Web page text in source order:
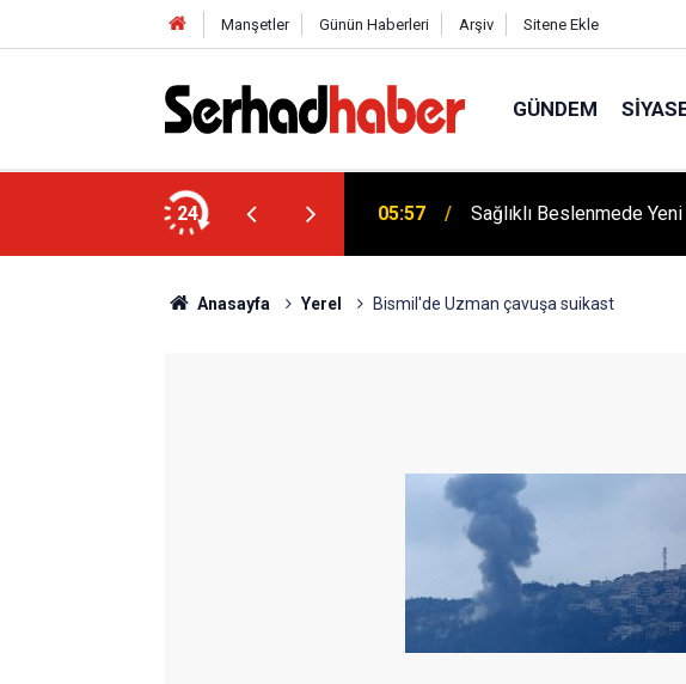
Manşetler Günün Haberleri Arşiv Sitene Ekle
GÜNDEM
24
Akımına Nebevî Uyarı: "Sünnetsiz
05:57 Sağlıklı Beslenmede
Anasayfa Yerel Bismil'de Uzman çavuşa suikast